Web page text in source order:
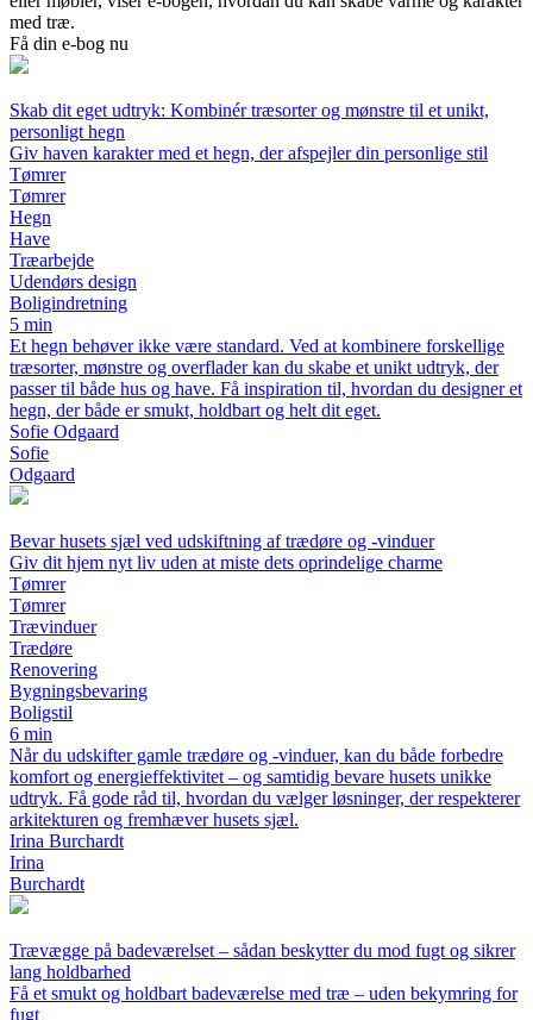
med træ.
Få din e-bog nu
Skab dit eget udtryk: Kombinér træsorter og mønstre til et unikt,
personligt hegn
Giv haven karakter med et hegn, der afspejler din personlige stil
Tømrer
Tømrer
Hegn
Have
Træarbejde
Udendørs design
Boligindretning
5 min
Et hegn behøver ikke være standard. Ved at kombinere forskellige
træsorter, mønstre og overflader kan du skabe et unikt udtryk, der
passer til både hus og have. Få inspiration til, hvordan du designer et
hegn, der både er smukt, holdbart og helt dit eget.
Sofie Odgaard
Sofie
Odgaard
Bevar husets sjæl ved udskiftning af trædøre og -vinduer
Giv dit hjem nyt liv uden at miste dets oprindelige charme
Tømrer
Tømrer
Trævinduer
Trædøre
Renovering
Bygningsbevaring
Boligstil
6 min
Når du udskifter gamle trædøre og -vinduer, kan du både forbedre
komfort og energieffektivitet – og samtidig bevare husets unikke
udtryk. Få gode råd til, hvordan du vælger løsninger, der respekterer
arkitekturen og fremhæver husets sjæl.
Irina Burchardt
Irina
Burchardt
Trævægge på badeværelset – sådan beskytter du mod fugt og sikrer
lang holdbarhed
Få et smukt og holdbart badeværelse med træ – uden bekymring for
fugt